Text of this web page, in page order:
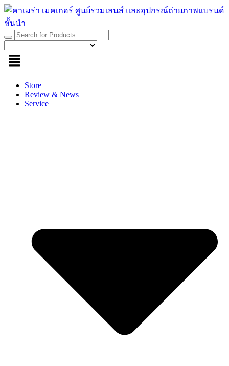
Skip
to
content
Store
Review & News
Service